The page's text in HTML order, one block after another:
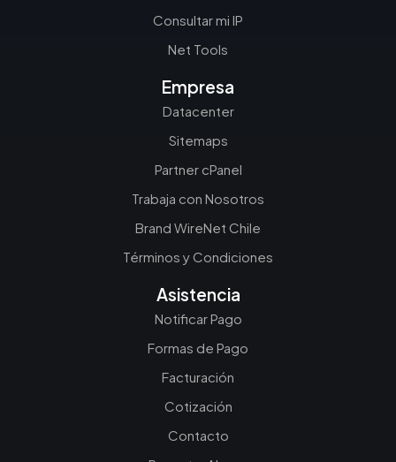
Consultar mi IP
Net Tools
Empresa
Datacenter
Sitemaps
Partner cPanel
Trabaja con Nosotros
Brand WireNet Chile
Términos y Condiciones
Asistencia
Notificar Pago
Formas de Pago
Facturación
Cotización
Contacto